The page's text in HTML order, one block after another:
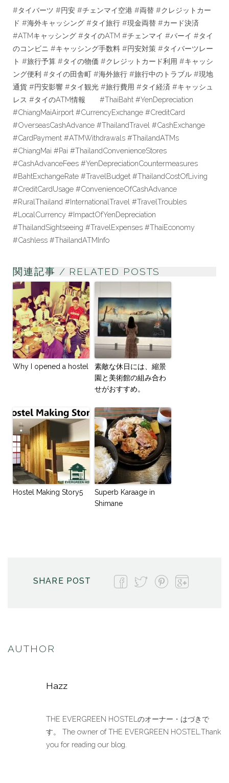
#タイバーツ #円安 #チェンマイ空港 #両替 #クレジットカー
ド #海外キャッシング #タイ旅行 #現金両替 #カード決済
#ATMキャッシング #タイのATM #チェンマイ #パーイ #タイ
のコンビニ #キャッシング手数料 #円安対策 #タイバーツレー
ト #旅行予算 #タイの物価 #クレジットカード利用 #キャッシ
ング便利 #タイの田舎町 #海外旅行 #旅行中のトラブル #現地
通貨 #円安影響 #タイ観光 #旅行費用 #タイ経済 #キャッシュ
レス #タイのATM情報 #ThaiBaht #YenDepreciation
#ChiangMaiAirport #CurrencyExchange #CreditCard
#OverseasCashAdvance #ThailandTravel #CashExchange
#CardPayment #ATMWithdrawals #ThailandATMs
#ChiangMai #Pai #ThailandConvenienceStores
#CashAdvanceFees #YenDepreciationCountermeasures
#BahtExchangeRate #TravelBudget #ThailandCostOfLiving
#CreditCardUsage #ConvenienceOfCashAdvance
#RuralThailand #InternationalTravel #TravelTroubles
#LocalCurrency #ImpactOfYenDepreciation
#ThailandSightseeing #TravelExpenses #ThaiEconomy
#Cashless #ThailandATMInfo
関連記事 / RELATED POSTS
Why I opened a hostel
素敵な休日には、縮景
園と美術館の組み合わ
せがおすすめ。
Hostel Making Story5
Superb Karaage in
Shimane
SHARE POST
AUTHOR
Hazz
THE EVERGREEN HOSTELのオーナー・はづきで
す。 The owner of THE EVERGREEN HOSTEL.Thank
you for reading our blog.